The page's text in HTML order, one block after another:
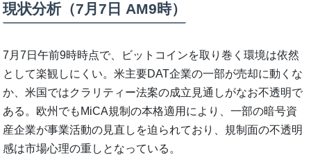
現状分析（7月7日 AM9時）
7月7日午前9時時点で、ビットコインを取り巻く環境は依然
として楽観しにくい。米主要DAT企業の一部が売却に動くな
か、米国ではクラリティー法案の成立見通しがなお不透明で
ある。欧州でもMiCA規制の本格適用により、一部の暗号資
産企業が事業活動の見直しを迫られており、規制面の不透明
感は市場心理の重しとなっている。